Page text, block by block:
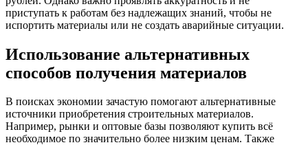
приступать к работам без надлежащих знаний, чтобы не
испортить материалы или не создать аварийные ситуации.
Использование альтернативных
способов получения материалов
В поисках экономии зачастую помогают альтернативные
источники приобретения строительных материалов.
Например, рынки и оптовые базы позволяют купить всё
необходимое по значительно более низким ценам. Также